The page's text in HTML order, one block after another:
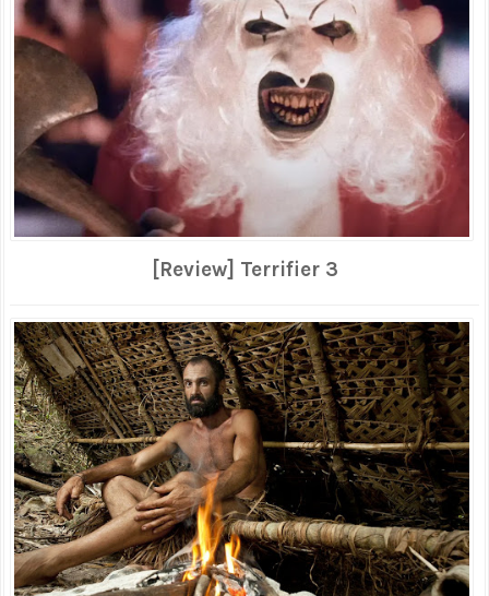
[Review] Terrifier 3